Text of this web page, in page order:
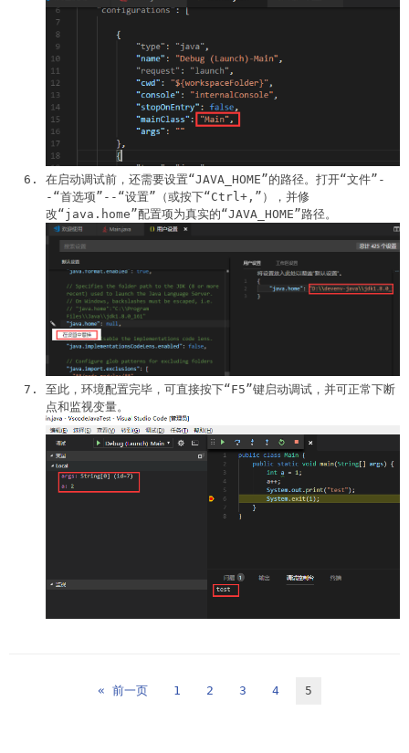
在启动调试前，还需要设置“JAVA_HOME”的路径。打开“文件”-
-“首选项”--“设置”（或按下“Ctrl+,”），并修
改“java.home”配置项为真实的“JAVA_HOME”路径。
至此，环境配置完毕，可直接按下“F5”键启动调试，并可正常下断
点和监视变量。
« 前一页 1 2 3 4 5